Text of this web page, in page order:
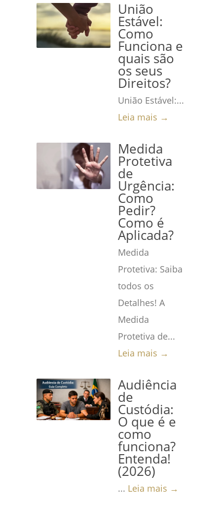
União
Estável:
Como
Funciona e
quais são
os seus
Direitos?
União Estável:...
Leia mais →
Medida
Protetiva
de
Urgência:
Como
Pedir?
Como é
Aplicada?
Medida
Protetiva: Saiba
todos os
Detalhes! A
Medida
Protetiva de...
Leia mais →
Audiência
de
Custódia:
O que é e
como
funciona?
Entenda!
(2026)
... Leia mais →